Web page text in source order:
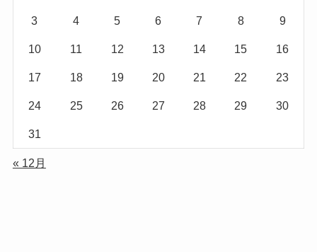
3 4 5 6 7 8 9
10 11 12 13 14 15 16
17 18 19 20 21 22 23
24 25 26 27 28 29 30
31
« 12月